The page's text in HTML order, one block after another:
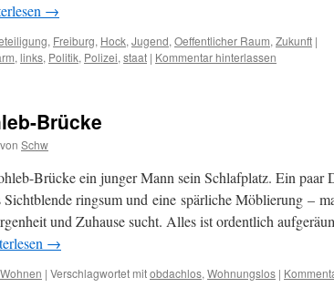
→
, Freiburg, Hock, Jugend, Oeffentlicher Raum, Zukunft |
, links, Politik, Polizei, staat | Kommentar hinterlassen
Brücke
von Schw
Brücke ein junger Mann sein Schlafplatz. Ein paar
ringsum und eine spärliche Möblierung –
und Zuhause sucht. Alles ist ordentlich
→
Wohnen | Verschlagwortet mitobdachlos, Wohnungslos |